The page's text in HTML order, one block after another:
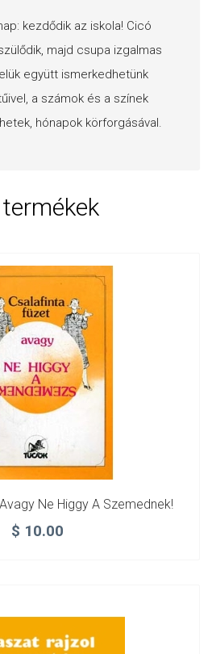
kezdődik az iskola! Cicó
majd csupa izgalmas
együtt ismerkedhetünk
a számok és a színek
hónapok körforgásával.
Ne Higgy A Szemednek!
$ 10.00